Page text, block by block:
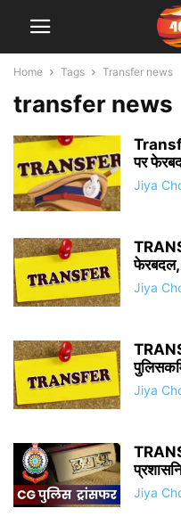
Home Tags Transfer news
transfer news
पर
Jiya
फेरबदल,
Jiya
Jiya
Jiya